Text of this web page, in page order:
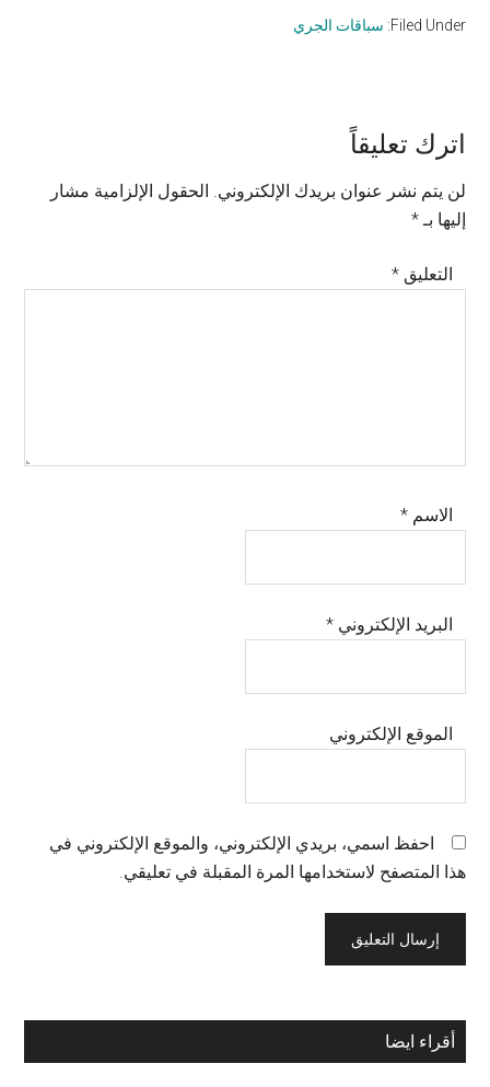
Filed Under: سباقات الجري
Reader
Interactions
اترك تعليقاً
لن يتم نشر عنوان بريدك الإلكتروني. الحقول الإلزامية مشار
إليها بـ*
التعليق*
الاسم*
البريد الإلكتروني*
الموقع الإلكتروني
احفظ اسمي، بريدي الإلكتروني، والموقع الإلكتروني في
هذا المتصفح لاستخدامها المرة المقبلة في تعليقي.
Primary
أقراء ايضا